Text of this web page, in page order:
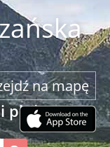
plaże
na mapę